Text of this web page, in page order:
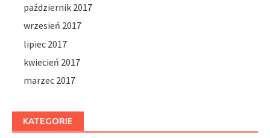
październik 2017
wrzesień 2017
lipiec 2017
kwiecień 2017
marzec 2017
KATEGORIE